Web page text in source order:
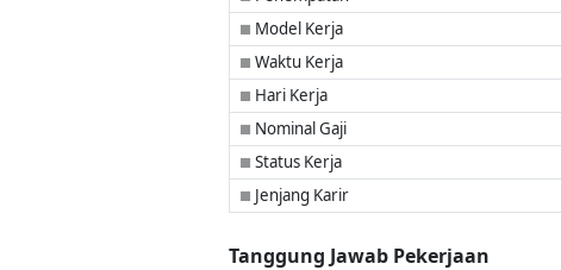
■ Model Kerja
■ Waktu Kerja
■ Hari Kerja
■ Nominal Gaji
■ Status Kerja
■ Jenjang Karir
Tanggung Jawab Pekerjaan